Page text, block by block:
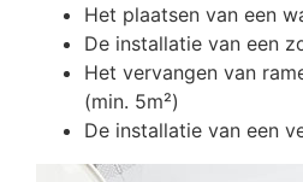
Het plaatsen van een
De installatie van een
Het vervangen van
(min. 5m²)
De installatie van een